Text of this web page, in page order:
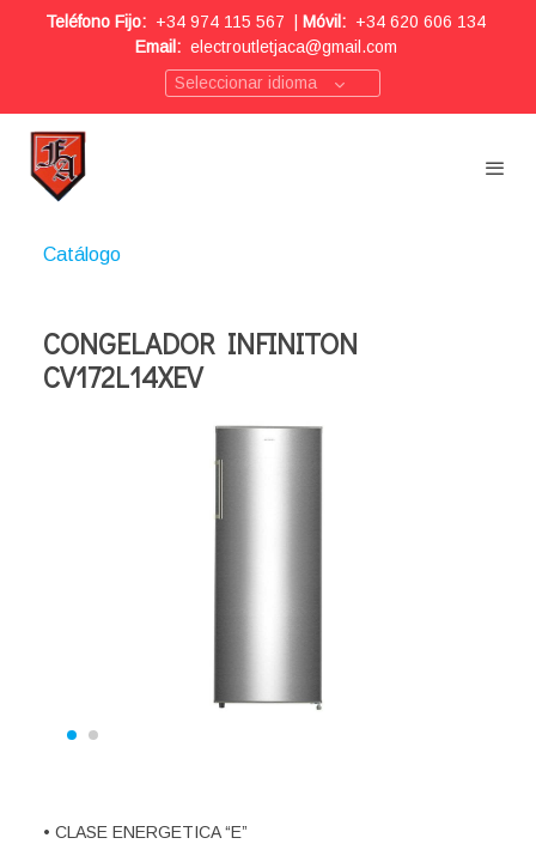
Teléfono Fijo: +34 974 115 567 Móvil: +34 620 606 134
Email: electroutletjaca@gmail.com
Seleccionar idioma
Catálogo
CONGELADOR INFINITON
CV172L14XEV
• CLASE ENERGETICA “E”